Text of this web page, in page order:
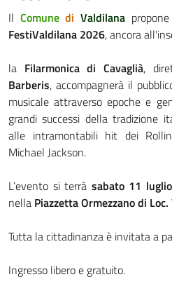
Il Comune di Valdilana
FestiValdilana 2026, ancora
la Filarmonica di Cavaglià,
Barberis, accompagnerà il
musicale attraverso epoche e
grandi successi della tradizione
alle intramontabili hit dei
Michael Jackson.
L’evento si terrà sabato 11
nella Piazzetta Ormezzano di
Tutta la cittadinanza è invitata a
Ingresso libero e gratuito.